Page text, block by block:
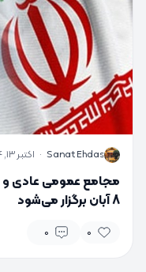
S
Sanat Ehdas
· اکتبر 13, 2024
مجامع عمومی عادی و
8 آبان برگزار می‌شود
0
0